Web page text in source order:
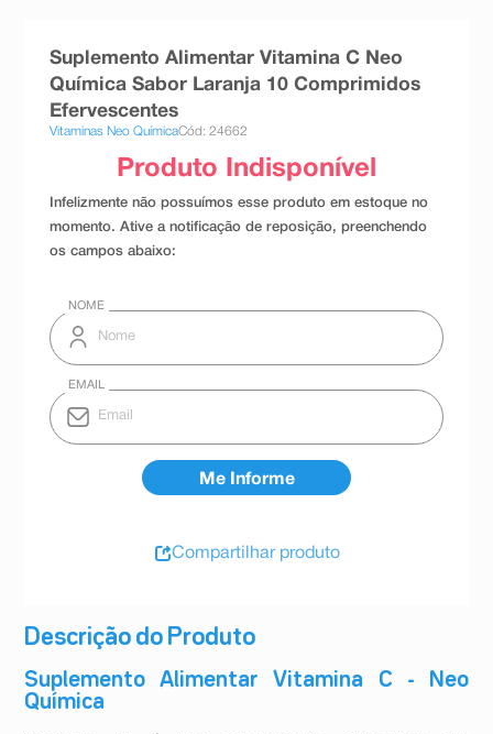
Descrição do Produto
Suplemento Alimentar Vitamina C - Neo
Química
Suplemento Alimentar Vitamina C Neo
Química Sabor Laranja 10 Comprimidos
Efervescentes
Vitaminas Neo QuímicaCód: 24662
Compartilhar produto
esmalte
ºabsorvente